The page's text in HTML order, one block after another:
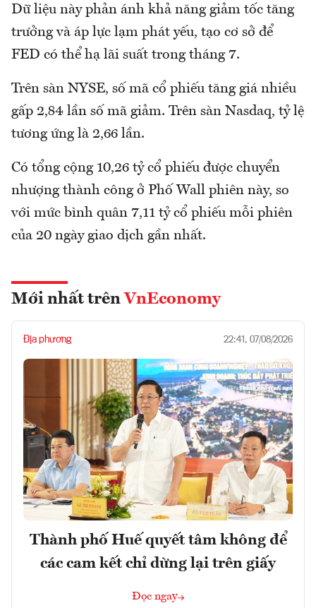
Dữ liệu này phản ánh khả năng giảm tốc tăng
trưởng và áp lực lạm phát yếu, tạo cơ sở để
FED có thể hạ lãi suất trong tháng 7.
Trên sàn NYSE, số mã cổ phiếu tăng giá nhiều
gấp 2,84 lần số mã giảm. Trên sàn Nasdaq, tỷ lệ
tương ứng là 2,66 lần.
Có tổng cộng 10,26 tỷ cổ phiếu được chuyển
nhượng thành công ở Phố Wall phiên này, so
với mức bình quân 7,11 tỷ cổ phiếu mỗi phiên
của 20 ngày giao dịch gần nhất.
Mới nhất trên VnEconomy
Địa phương 22:41, 07/08/2026
Thành phố Huế quyết tâm không để
các cam kết chỉ dừng lại trên giấy
Đọc ngay